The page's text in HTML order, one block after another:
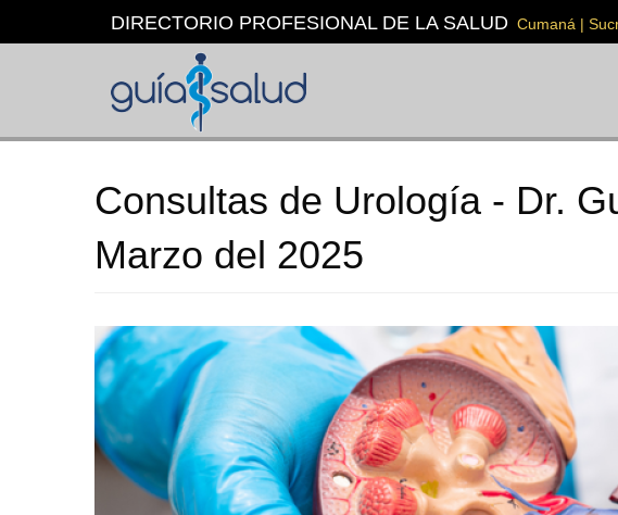
DIRECTORIO PROFESIONAL DE LA SALUD Cumaná |
Consultas de Urología - Dr.
Marzo del 2025